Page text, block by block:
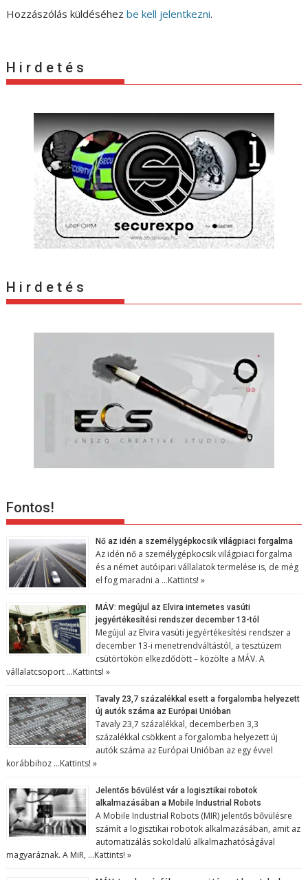
Hozzászólás küldéséhezbe kell jelentkezni.
H i r d e t é s
H i r d e t é s
Fontos!
Nő az idén a személygépkocsik világpiaci forgalma
Az idén nő a személygépkocsik világpiaci forgalma
és a német autóipari vállalatok termelése is, de még
el fog maradni a …Kattints! »
MÁV: megújul az Elvira internetes vasúti
jegyértékesítési rendszer december 13-tól
Megújul az Elvira vasúti jegyértékesítési rendszer a
december 13-i menetrendváltástól, a tesztüzem
csütörtökön elkezdődött – közölte a MÁV. A
vállalatcsoport …Kattints! »
Tavaly 23,7 százalékkal esett a forgalomba helyezett
új autók száma az Európai Unióban
Tavaly 23,7 százalékkal, decemberben 3,3
százalékkal csökkent a forgalomba helyezett új
autók száma az Európai Unióban az egy évvel
korábbihoz …Kattints! »
Jelentős bővülést vár a logisztikai robotok
alkalmazásában a Mobile Industrial Robots
A Mobile Industrial Robots (MIR) jelentős bővülésre
számít a logisztikai robotok alkalmazásában, amit az
automatizálás sokoldalú alkalmazhatóságával
magyaráznak. A MiR, …Kattints! »